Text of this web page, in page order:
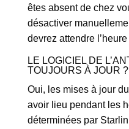
êtes absent de chez
désactiver
devrez attendre
LE LOGICIEL DE
TOUJOURS À JOUR ?
Oui, les mises à jour
avoir lieu pendant les
déterminées par